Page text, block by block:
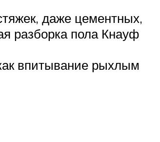
даже цементных,
разборка пола Кнауф
впитывание рыхлым